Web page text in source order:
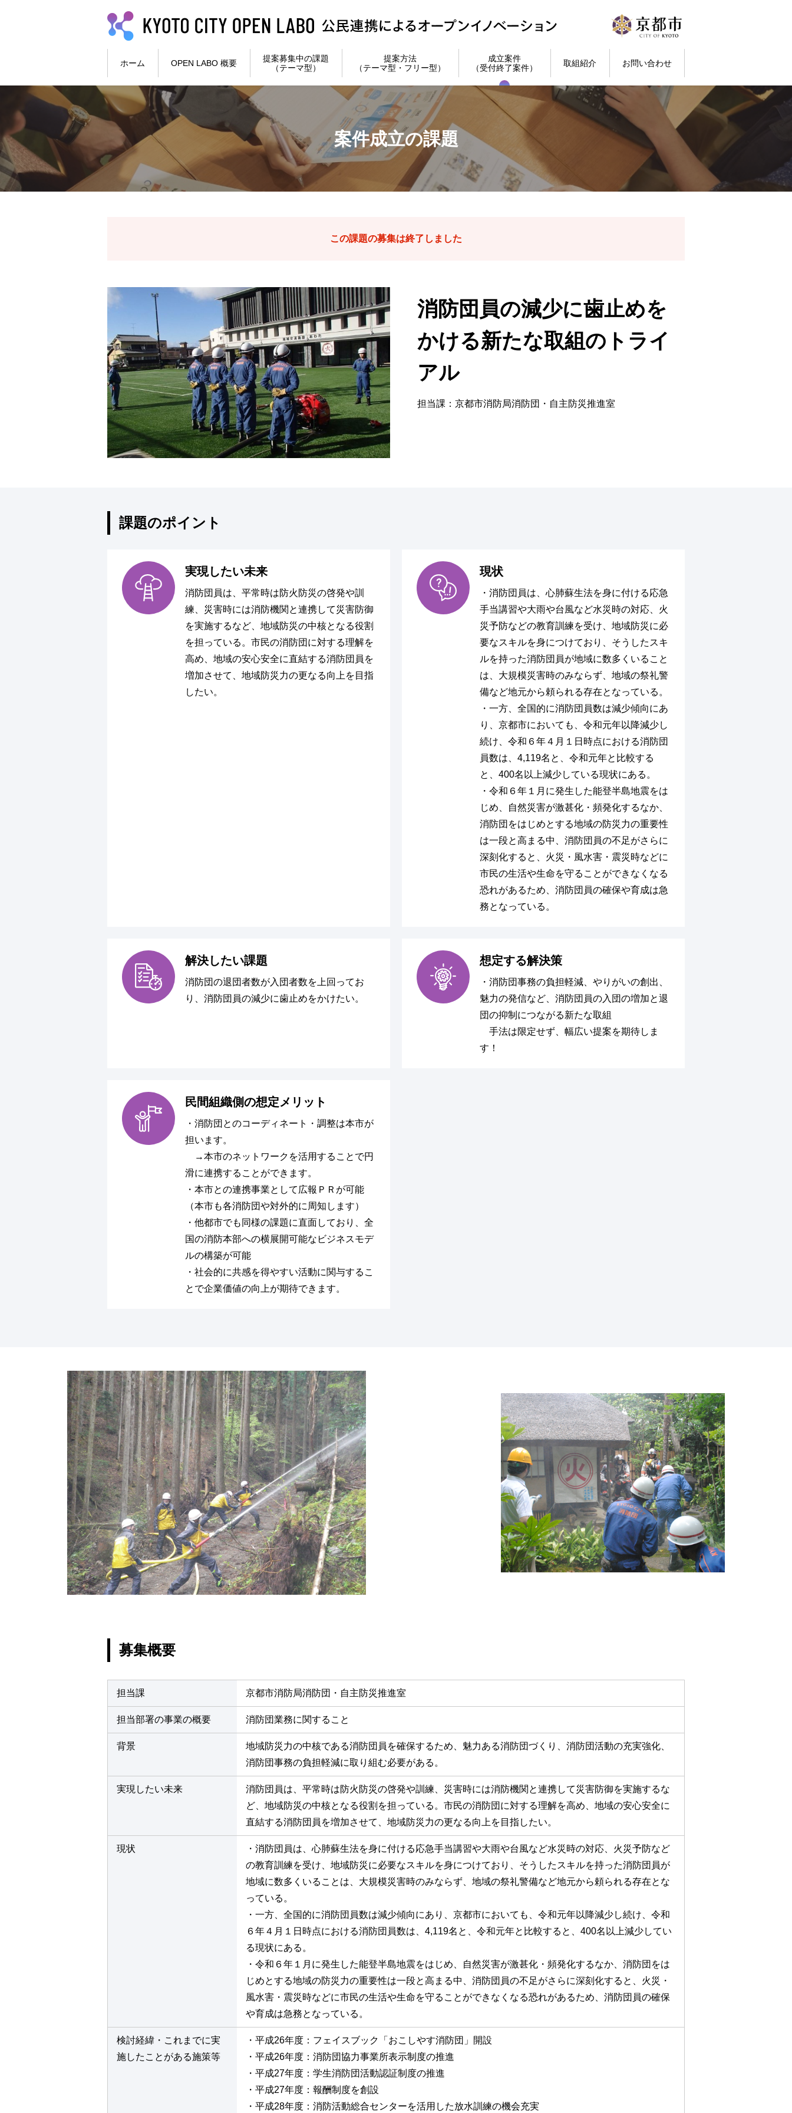
本文へ
ホーム OPEN LABO 概要
提案募集中の課題
（テーマ型）
提案方法
（テーマ型・フリー型）
成立案件
（受付終了案件）
取組紹介 お問い合わせ
ここから本文です。
案件成立の課題
この課題の募集は終了しました
消防団員の減少に歯止めを
かける新たな取組のトライ
アル
担当課：京都市消防局消防団・自主防災推進室
課題のポイント
実現したい未来
消防団員は、平常時は防火防災の啓発や訓
練、災害時には消防機関と連携して災害防御
を実施するなど、地域防災の中核となる役割
を担っている。市民の消防団に対する理解を
高め、地域の安心安全に直結する消防団員を
増加させて、地域防災力の更なる向上を目指
したい。
現状
・消防団員は、心肺蘇生法を身に付ける応急
手当講習や大雨や台風など水災時の対応、火
災予防などの教育訓練を受け、地域防災に必
要なスキルを身につけており、そうしたスキ
ルを持った消防団員が地域に数多くいること
は、大規模災害時のみならず、地域の祭礼警
備など地元から頼られる存在となっている。
・一方、全国的に消防団員数は減少傾向にあ
り、京都市においても、令和元年以降減少し
続け、令和６年４月１日時点における消防団
員数は、4,119名と、令和元年と比較する
と、400名以上減少している現状にある。
・令和６年１月に発生した能登半島地震をは
じめ、自然災害が激甚化・頻発化するなか、
消防団をはじめとする地域の防災力の重要性
は一段と高まる中、消防団員の不足がさらに
深刻化すると、火災・風水害・震災時などに
市民の生活や生命を守ることができなくなる
恐れがあるため、消防団員の確保や育成は急
務となっている。
解決したい課題
消防団の退団者数が入団者数を上回ってお
り、消防団員の減少に歯止めをかけたい。
想定する解決策
・消防団事務の負担軽減、やりがいの創出、
魅力の発信など、消防団員の入団の増加と退
団の抑制につながる新たな取組
手法は限定せず、幅広い提案を期待しま
す！
民間組織側の想定メリット
・消防団とのコーディネート・調整は本市が
担います。
→本市のネットワークを活用することで円
滑に連携することができます。
・本市との連携事業として広報ＰＲが可能
（本市も各消防団や対外的に周知します）
・他都市でも同様の課題に直面しており、全
国の消防本部への横展開可能なビジネスモデ
ルの構築が可能
・社会的に共感を得やすい活動に関与するこ
とで企業価値の向上が期待できます。
募集概要
担当課 京都市消防局消防団・自主防災推進室
担当部署の事業の概要 消防団業務に関すること
背景
地域防災力の中核である消防団員を確保するため、魅力ある消防団づくり、消防団活動の充実強化、
消防団事務の負担軽減に取り組む必要がある。
実現したい未来
消防団員は、平常時は防火防災の啓発や訓練、災害時には消防機関と連携して災害防御を実施するな
ど、地域防災の中核となる役割を担っている。市民の消防団に対する理解を高め、地域の安心安全に
直結する消防団員を増加させて、地域防災力の更なる向上を目指したい。
現状
・消防団員は、心肺蘇生法を身に付ける応急手当講習や大雨や台風など水災時の対応、火災予防など
の教育訓練を受け、地域防災に必要なスキルを身につけており、そうしたスキルを持った消防団員が
地域に数多くいることは、大規模災害時のみならず、地域の祭礼警備など地元から頼られる存在とな
っている。
・一方、全国的に消防団員数は減少傾向にあり、京都市においても、令和元年以降減少し続け、令和
６年４月１日時点における消防団員数は、4,119名と、令和元年と比較すると、400名以上減少してい
る現状にある。
・令和６年１月に発生した能登半島地震をはじめ、自然災害が激甚化・頻発化するなか、消防団をは
じめとする地域の防災力の重要性は一段と高まる中、消防団員の不足がさらに深刻化すると、火災・
風水害・震災時などに市民の生活や生命を守ることができなくなる恐れがあるため、消防団員の確保
や育成は急務となっている。
検討経緯・これまでに実
施したことがある施策等
・平成26年度：フェイスブック「おこしやす消防団」開設
・平成26年度：消防団協力事業所表示制度の推進
・平成27年度：学生消防団活動認証制度の推進
・平成27年度：報酬制度を創設
・平成28年度：消防活動総合センターを活用した放水訓練の機会充実